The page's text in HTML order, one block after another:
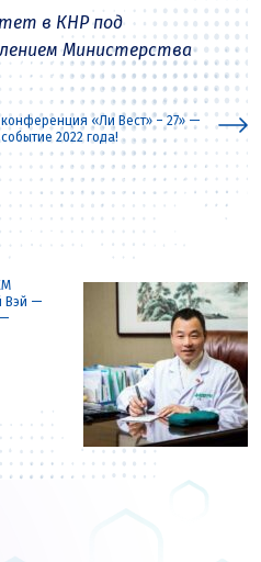
в КНР под
Министерства
Вэй —
«Ли Вест» – 27» —
2022 года!